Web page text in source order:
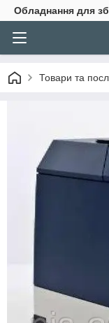
Обладнання для
Товари та